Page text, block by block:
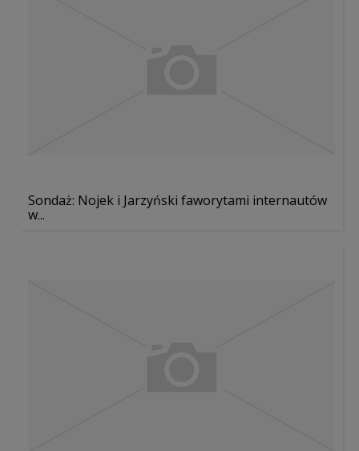
Sondaż: Nojek i Jarzyński faworytami internautów
w...